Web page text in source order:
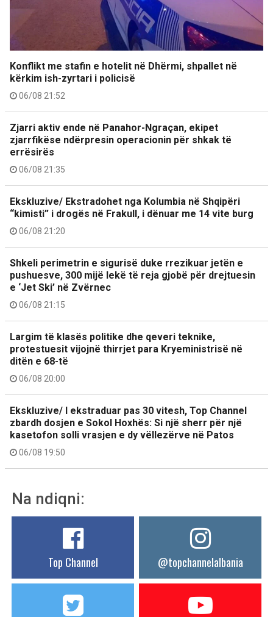
Konflikt me stafin e hotelit në Dhërmi, shpallet në
kërkim ish-zyrtari i policisë
06/08 21:52
Zjarri aktiv ende në Panahor-Ngraçan, ekipet
zjarrfikëse ndërpresin operacionin për shkak të
errësirës
06/08 21:35
Ekskluzive/ Ekstradohet nga Kolumbia në Shqipëri
“kimisti” i drogës në Frakull, i dënuar me 14 vite burg
06/08 21:20
Shkeli perimetrin e sigurisë duke rrezikuar jetën e
pushuesve, 300 mijë lekë të reja gjobë për drejtuesin
e ‘Jet Ski’ në Zvërnec
06/08 21:15
Largim të klasës politike dhe qeveri teknike,
protestuesit vijojnë thirrjet para Kryeministrisë në
ditën e 68-të
06/08 20:00
Ekskluzive/ I ekstraduar pas 30 vitesh, Top Channel
zbardh dosjen e Sokol Hoxhës: Si një sherr për një
kasetofon solli vrasjen e dy vëllezërve në Patos
06/08 19:50
Na ndiqni:
Top Channel @topchannelalbania